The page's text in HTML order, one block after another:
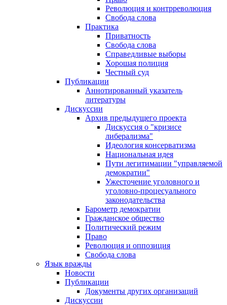
Революция и контрреволюция
Свобода слова
Практика
Приватность
Свобода слова
Справедливые выборы
Хорошая полиция
Честный суд
Публикации
Аннотированный указатель
литературы
Дискуссии
Архив предыдущего проекта
Дискуссия о "кризисе
либерализма"
Идеология консерватизма
Национальная идея
Пути легитимации "управляемой
демократии"
Ужесточение уголовного и
уголовно-процесуального
законодательства
Барометр демократии
Гражданское общество
Политический режим
Право
Революция и оппозиция
Свобода слова
Язык вражды
Новости
Публикации
Документы других организаций
Дискуссии